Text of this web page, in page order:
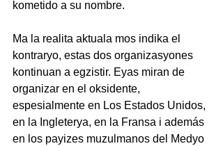
kometido a su nombre.
Ma la realita aktuala mos indika el
kontraryo, estas dos organizasyones
kontinuan a egzistir. Eyas miran de
organizar en el oksidente,
espesialmente en Los Estados Unidos,
en la Ingleterya, en la Fransa i además
en los payizes muzulmanos del Medyo